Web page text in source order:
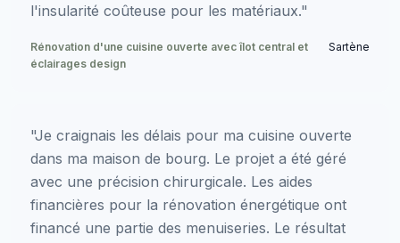
l'insularité coûteuse pour les matériaux."
Rénovation d'une cuisine ouverte avec îlot central et
éclairages design
Sartène
"Je craignais les délais pour ma cuisine ouverte
dans ma maison de bourg. Le projet a été géré
avec une précision chirurgicale. Les aides
financières pour la rénovation énergétique ont
financé une partie des menuiseries. Le résultat